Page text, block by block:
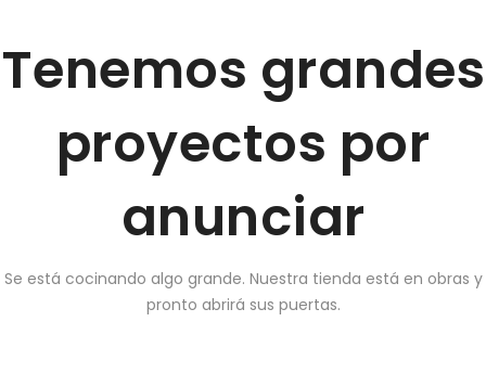
Tenemos grandes
proyectos por
anunciar
Se está cocinando algo grande. Nuestra tienda está en obras y
pronto abrirá sus puertas.